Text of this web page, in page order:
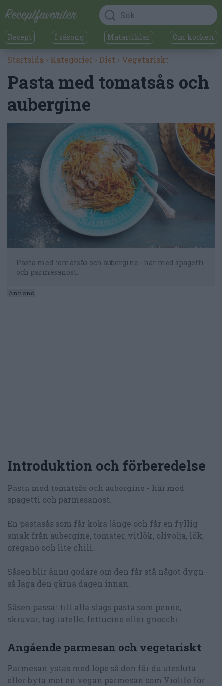
Recept I säsong Matartiklar Om kocken
Startsida › Kategorier › Diet › Vegetariskt
Pasta med tomatsås och
aubergine
Pasta med tomatsås och aubergine - här med spagetti
och parmesanost.
Introduktion och förberedelse
Pasta med tomatsås och aubergine - här med
spagetti och parmesanost.
En pastasås som får koka länge och får en fyllig
smak från aubergine, tomater, vitlök, olivolja, lök,
oregano och lite chili.
Såsen blir ännu godare om den får stå något dygn -
så laga den gärna dagen innan.
Såsen passar till alla slags pasta som penne,
skruvar, tagliatelle, fettucine eller gnocchi.
Angående parmesan och vegetariskt
Parmesan ystas med löpe så den får du utesluta
eller byta mot en vegan parmesan som Violife för